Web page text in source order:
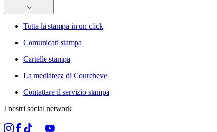
Tutta la stampa in un click
Comunicati stampa
Cartelle stampa
La mediateca di Courchevel
Contattare il servizio stampa
I nostri social network